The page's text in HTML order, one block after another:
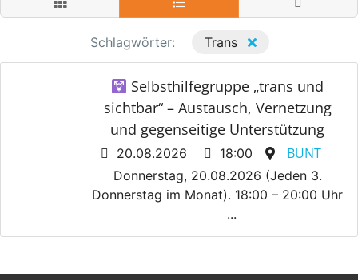
Schlagwörter: Trans
Selbsthilfegruppe „trans und
sichtbar“ – Austausch, Vernetzung
und gegenseitige Unterstützung
20.08.2026 18:00 BUNT
Donnerstag, 20.08.2026 (Jeden 3.
Donnerstag im Monat). 18:00 – 20:00 Uhr
...